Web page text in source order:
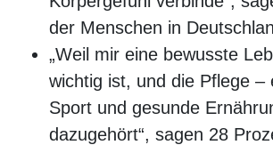
der Menschen in
„Weil mir eine bewusste
wichtig ist, und die Pflege –
Sport und gesunde
dazugehört“, sagen 28